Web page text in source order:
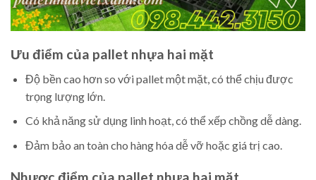
Ưu điểm của pallet nhựa hai mặt
Độ bền cao hơn so với pallet một mặt, có thể chịu được
trọng lượng lớn.
Có khả năng sử dụng linh hoạt, có thể xếp chồng dễ dàng.
Đảm bảo an toàn cho hàng hóa dễ vỡ hoặc giá trị cao.
Nhược điểm của pallet nhựa hai mặt